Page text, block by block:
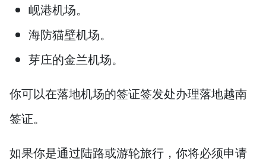
岘港机场。
海防猫壁机场。
芽庄的金兰机场。
你可以在落地机场的签证签发处办理落地越南
签证。
如果你是通过陆路或游轮旅行，你将必须申请